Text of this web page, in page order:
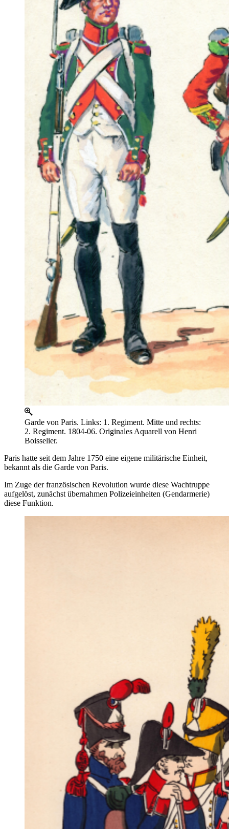
Garde von Paris. Links: 1. Regiment. Mitte und rechts:
2. Regiment. 1804-06. Originales Aquarell von Henri
Boisselier.
Paris hatte seit dem Jahre 1750 eine eigene militärische Einheit,
bekannt als die Garde von Paris.
Im Zuge der französischen Revolution wurde diese Wachtruppe
aufgelöst, zunächst übernahmen Polizeieinheiten (Gendarmerie)
diese Funktion.